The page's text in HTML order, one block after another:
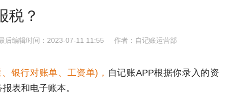
税？
后编辑时间：2023-07-11 11:55 作者：自记账运营部
银行对账单、工资单)， 自记账APP根据你录入的资
表和电子账本。